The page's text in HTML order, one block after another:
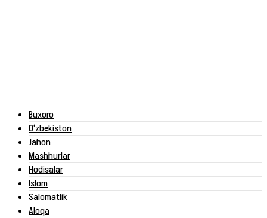
Buxoro
O‘zbekiston
Jahon
Mashhurlar
Hodisalar
Islom
Salomatlik
Aloqa